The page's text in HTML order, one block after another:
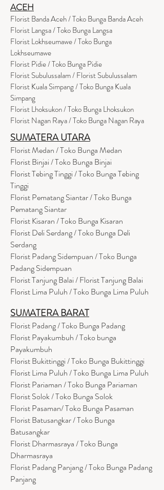
ACEH
Florist Banda Aceh / Toko Bunga Banda Aceh
Florist Langsa / Toko Bunga Langsa
Florist Lokhseumawe / Toko Bunga
Lokhseumawe
Florist Pidie / Toko Bunga Pidie
Florist Subulussalam / Florist Subulussalam
Florist Kuala Simpang / Toko Bunga Kuala
Simpang
Florist Lhoksukon / Toko Bunga Lhoksukon
Florist Nagan Raya / Toko Bunga Nagan Raya
SUMATERA UTARA
Florist Medan / Toko Bunga Medan
Florist Binjai / Toko Bunga Binjai
Florist Tebing Tinggi / Toko Bunga Tebing
Tinggi
Florist Pematang Siantar / Toko Bunga
Pematang Siantar
Florist Kisaran / Toko Bunga Kisaran
Florist Deli Serdang / Toko Bunga Deli
Serdang
Florist Padang Sidempuan / Toko Bunga
Padang Sidempuan
Florist Tanjung Balai / Florist Tanjung Balai
Florist Lima Puluh / Toko Bunga Lima Puluh
SUMATERA BARAT
Florist Padang / Toko Bunga Padang
Florist Payakumbuh / Toko bunga
Payakumbuh
Florist Bukittinggi / Toko Bunga Bukittinggi
Florist Lima Puluh / Toko Bunga Lima Puluh
Florist Pariaman / Toko Bunga Pariaman
Florist Solok / Toko Bunga Solok
Florist Pasaman/ Toko Bunga Pasaman
Florist Batusangkar / Toko Bunga
Batusangkar
Florist Dharmasraya / Toko Bunga
Dharmasraya
Florist Padang Panjang / Toko Bunga Padang
Panjang